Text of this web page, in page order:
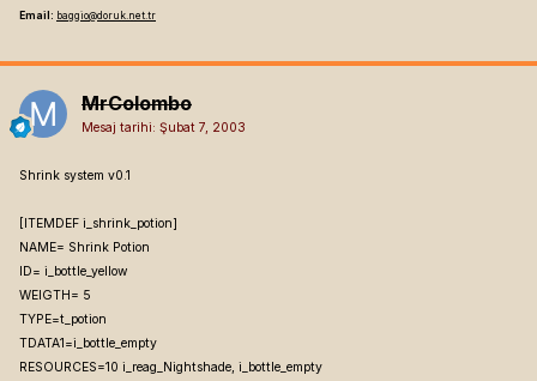
Email: baggio@doruk.net.tr
MrColombo
Mesaj tarihi: Şubat 7, 2003
Shrink system v0.1
[ITEMDEF i_shrink_potion]
NAME= Shrink Potion
ID= i_bottle_yellow
WEIGTH= 5
TYPE=t_potion
TDATA1=i_bottle_empty
RESOURCES=10 i_reag_Nightshade, i_bottle_empty